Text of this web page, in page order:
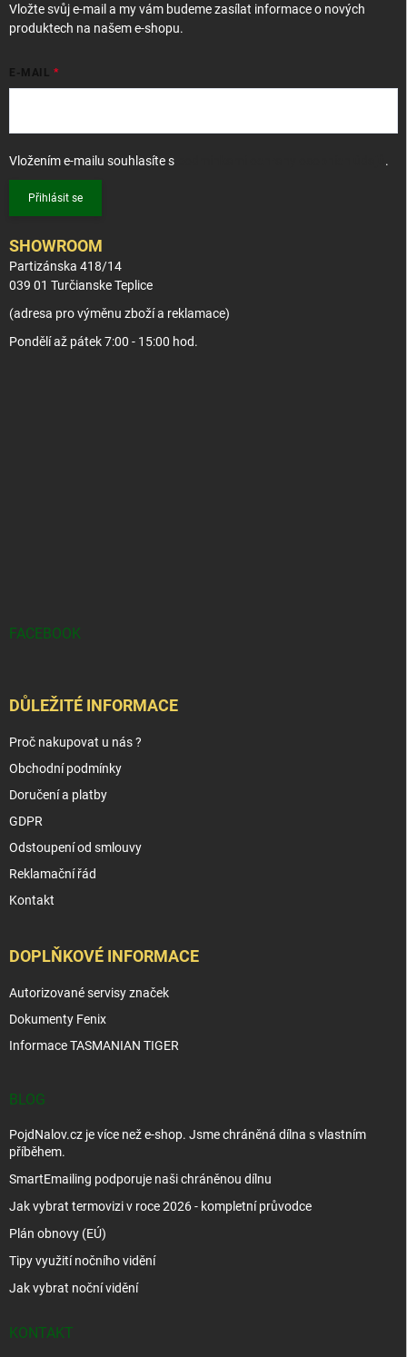
Vložte svůj e-mail a my vám budeme zasílat informace o nových
produktech na našem e-shopu.
E-MAIL
Vložením e-mailu souhlasíte s .
Přihlásit se
SHOWROOM
Partizánska 418/14
039 01 Turčianske Teplice
(adresa pro výměnu zboží a reklamace)
Pondělí až pátek 7:00 - 15:00 hod.
FACEBOOK
DŮLEŽITÉ INFORMACE
Proč nakupovat u nás ?
Obchodní podmínky
Doručení a platby
GDPR
Odstoupení od smlouvy
Reklamační řád
Kontakt
DOPLŇKOVÉ INFORMACE
Autorizované servisy značek
Dokumenty Fenix
Informace TASMANIAN TIGER
BLOG
PojdNalov.cz je více než e-shop. Jsme chráněná dílna s vlastním
příběhem.
SmartEmailing podporuje naši chráněnou dílnu
Jak vybrat termovizi v roce 2026 - kompletní průvodce
Plán obnovy (EÚ)
Tipy využití nočního vidění
Jak vybrat noční vidění
KONTAKT